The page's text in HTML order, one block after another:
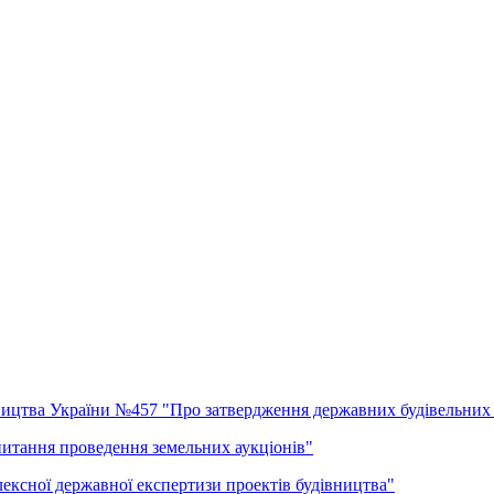
України №457 "Про затвердження державних
проведення земельних аукціонів"
державної експертизи проектів будівництва"